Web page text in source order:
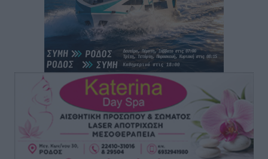
70χρονη μητέρα του όταν εκείνη αρνήθηκε να του
δώσει χρήματα για ναρκωτικά
πριν 2 ώρες
Ασφαλιστικά μέτρα από το Ελληνικό Δημόσιο κατά
του 39χρονου για τις δολιοφθορές στο Radar
Ατάβυρου
Τοπικές Ειδήσεις• πριν 2 ώρες
Το πρώτο «βραχιολάκι» στα Δωδεκάνησα ανοίγει την